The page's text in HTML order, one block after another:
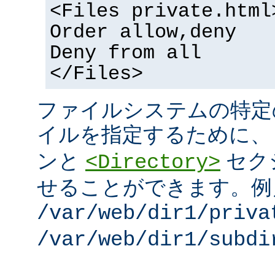
<Files
Order allow,deny
Deny from all
</Files>
ファイルシステムの特
イルを指定するために
ンと <Directory> セク
せることができます。
/var/web/dir1/
/var/web/dir1/